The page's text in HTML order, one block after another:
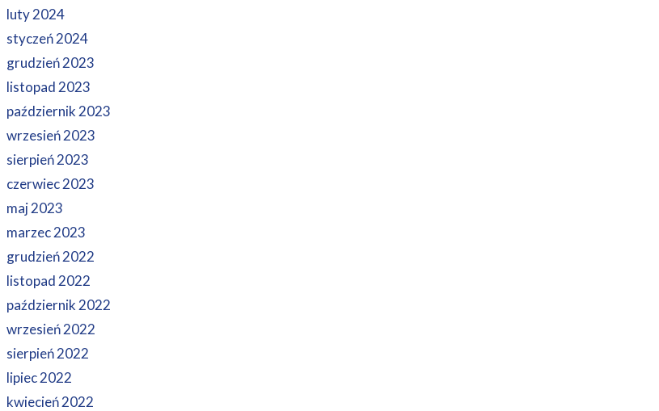
luty 2024
styczeń 2024
grudzień 2023
listopad 2023
październik 2023
wrzesień 2023
sierpień 2023
czerwiec 2023
maj 2023
marzec 2023
grudzień 2022
listopad 2022
październik 2022
wrzesień 2022
sierpień 2022
lipiec 2022
kwiecień 2022